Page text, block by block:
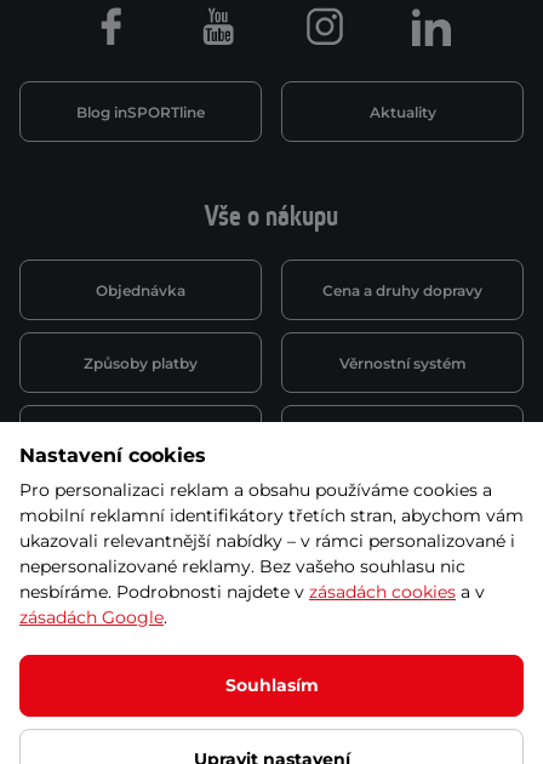
Vše o nákupu
Objednávka Cena a druhy dopravy
Způsoby platby Věrnostní systém
Půjčovna
obchodní podmínky
Kariéra
Blog inSPORTline Aktuality
Facebook Youtube Instagram LinkedIn
© 2026 SEVEN SPORT s.r.o Všechna práva vyhrazena
Podle zákona o evidenci tržeb je prodávající povinen vystavit
kupujícímu účtenku.
Zároveň je povinen zaevidovat přijatou tržbu u správce daně online; v
případě technického výpadku pak nejpozději do 48 hodin.
Nastavení cookies
Pro personalizaci reklam a obsahu používáme cookies a
mobilní reklamní identifikátory třetích stran, abychom vám
ukazovali relevantnější nabídky – v rámci personalizované i
nepersonalizované reklamy. Bez vašeho souhlasu nic
nesbíráme. Podrobnosti najdete v zásadách cookies a v
zásadách Google.
Souhlasím
Upravit nastavení